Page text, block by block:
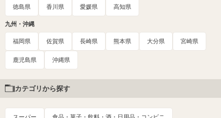
徳島県 香川県 愛媛県 高知県
九州・沖縄
福岡県 佐賀県 長崎県 熊本県 大分県 宮崎県
鹿児島県 沖縄県
カテゴリから探す